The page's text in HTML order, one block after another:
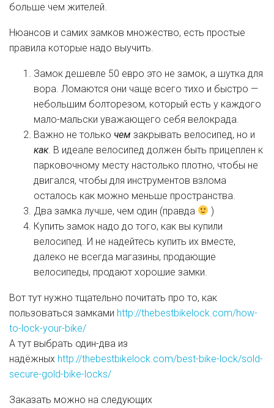
больше чем жителей.
Нюансов и самих замков множество, есть простые
правила которые надо выучить.
Замок дешевле 50 евро это не замок, а шутка для
вора. Ломаются они чаще всего тихо и быстро —
небольшим болторезом, который есть у каждого
мало-мальски уважающего себя велокрада.
Важно не только чем закрывать велосипед, но и
как. В идеале велосипед должен быть прицеплен к
парковочному месту настолько плотно, чтобы не
двигался, чтобы для инструментов взлома
осталось как можно меньше пространства.
Два замка лучше, чем один (правда
)
Купить замок надо до того, как вы купили
велосипед. И не надейтесь купить их вместе,
далеко не всегда магазины, продающие
велосипеды, продают хорошие замки.
Вот тут нужно тщательно почитать про то, как
пользоваться замками http://thebestbikelock.com/how-
to-lock-your-bike/
А тут выбрать один-два из
надёжных http://thebestbikelock.com/best-bike-lock/sold-
secure-gold-bike-locks/
Заказать можно на следующих